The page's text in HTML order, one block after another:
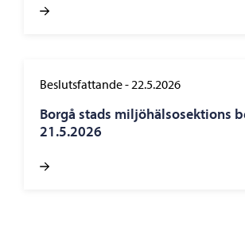
Beslutsfattande-22.5.2026
Borgå stads miljöhälsosektions
21.5.2026